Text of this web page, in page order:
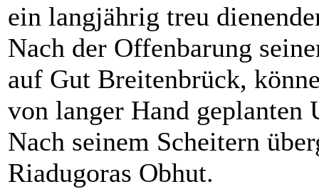
ein langjährig treu
Nach der Offenbarung
auf Gut Breitenbrück,
von langer Hand
Nach seinem Scheitern
Riadugoras Obhut.